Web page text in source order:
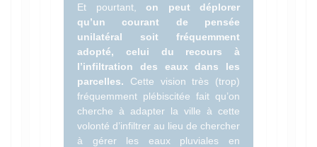
Et pourtant, on peut déplorer
qu’un courant de pensée
unilatéral soit fréquemment
adopté, celui du recours à
l’infiltration des eaux dans les
parcelles. Cette vision très (trop)
fréquemment plébiscitée fait qu’on
cherche à adapter la ville à cette
volonté d’infiltrer au lieu de chercher
à gérer les eaux pluviales en